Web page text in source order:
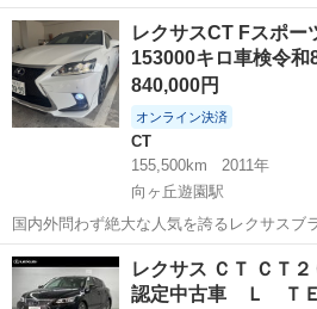
レクサスCT Fスポ
153000キロ車検令和
840,000円
オンライン決済
CT
155,500km
2011年
向ヶ丘遊園駅
国内外問わず絶大な人気を誇るレクサスブ
デルとはいえ上質な雰囲気をかもし出すレ
す。 人気グレードのFスポーツに純正オプ
ト、リア障害物センサー、サンルーフ...
神奈川 川崎市 向ヶ丘遊園駅
レクサス ＣＴ ＣＴ
認定中古車 Ｌ Ｔ